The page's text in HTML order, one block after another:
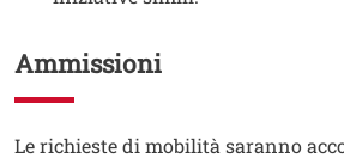
Ammissioni
Testo
Le richieste di mobilità saranno